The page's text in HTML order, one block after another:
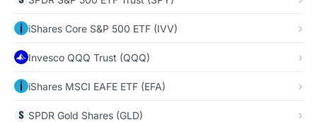
iShares Core S&P 500 ETF (IVV)
Invesco QQQ Trust (QQQ)
iShares MSCI EAFE ETF (EFA)
SPDR Gold Shares (GLD)